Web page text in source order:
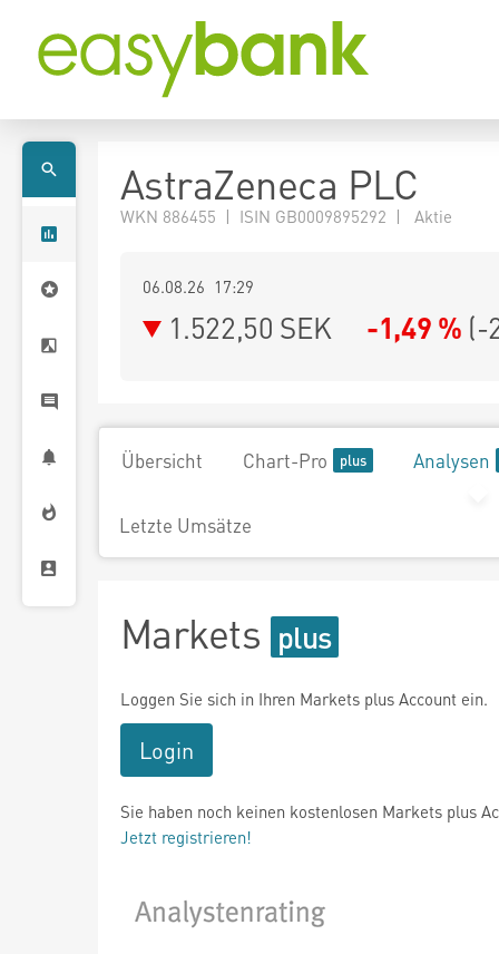
AstraZeneca PLC
WKN 886455 | ISIN GB0009895292 | Aktie
06.08.26 17:29
1.522,50 SEK -1,49 % (-
Übersicht Chart-Pro Analysen
Letzte Umsätze
Markets
Loggen Sie sich in Ihren Markets plus Account ein.
Login
Sie haben noch keinen kostenlosen Markets plus
Jetzt registrieren!